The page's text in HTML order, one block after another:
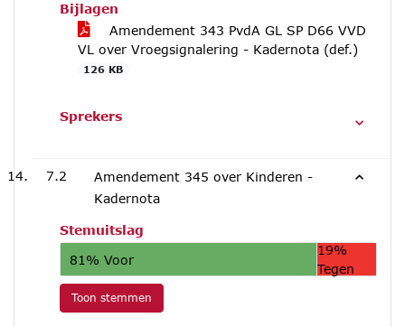
Bijlagen
Amendement 343 PvdA GL SP D66 VVD
VL over Vroegsignalering - Kadernota (def.)
126 KB
Sprekers
7.2
Amendement 345 over Kinderen -
Kadernota
Stemuitslag
81% Voor
19%
Tegen
Toon stemmen